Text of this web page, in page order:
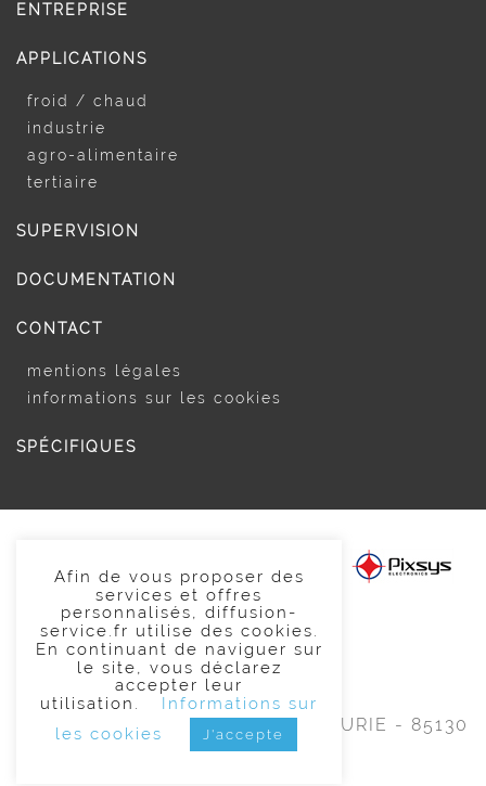
ENTREPRISE
APPLICATIONS
froid / chaud
industrie
agro-alimentaire
tertiaire
SUPERVISION
DOCUMENTATION
CONTACT
mentions légales
informations sur les cookies
SPÉCIFIQUES
2020 Diffusion Service
02 51 65 99 99
ZAE du Moulin -3 rue Marie CURIE - 85130
CHANVERRIE
Afin de vous proposer des
services et offres
personnalisés, diffusion-
service.fr utilise des cookies.
En continuant de naviguer sur
le site, vous déclarez
accepter leur
utilisation.
Informations sur
les cookies
J'accepte